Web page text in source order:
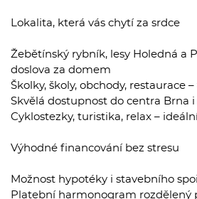
Lokalita, která vás chytí za srdce
Žebětínský rybník, lesy Holedná a
doslova za domem
Školky, školy, obchody, restaurace
Skvělá dostupnost do centra Brna
Cyklostezky, turistika, relax –
Výhodné financování bez stresu
Možnost hypotéky i stavebního
Platební harmonogram rozdělený